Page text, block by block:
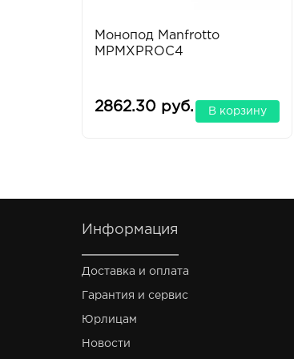
Монопод Manfrotto
MPMXPROC4
2862.30 руб. В корзину
Информация
Доставка и оплата
Гарантия и сервис
Юрлицам
Новости